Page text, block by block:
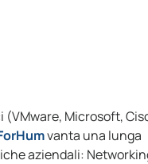
Microsoft,
vanta una lunga
aziendali: